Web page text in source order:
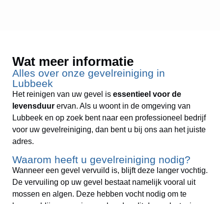
Wat meer informatie
Alles over onze gevelreiniging in
Lubbeek
Het reinigen van uw gevel is essentieel voor de
levensduur ervan. Als u woont in de omgeving van
Lubbeek en op zoek bent naar een professioneel bedrijf
voor uw gevelreiniging, dan bent u bij ons aan het juiste
adres.
Waarom heeft u gevelreiniging nodig?
Wanneer een gevel vervuild is, blijft deze langer vochtig.
De vervuiling op uw gevel bestaat namelijk vooral uit
mossen en algen. Deze hebben vocht nodig om te